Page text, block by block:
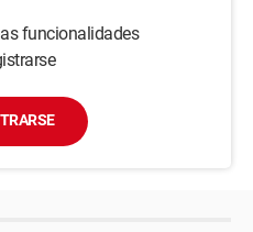
funcionalidades